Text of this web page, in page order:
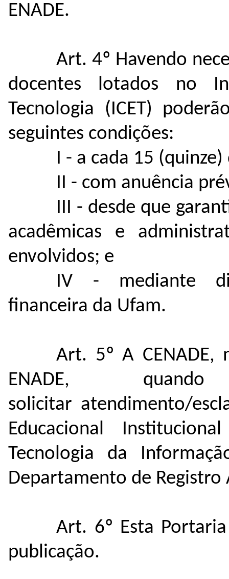
ENADE.
Art. 4º Havendo
docentes lotados no
Tecnologia (ICET)
seguintes condições:
I - a cada 15 (quinze)
II - com anuência
III - desde que
acadêmicas e
envolvidos; e
IV - mediante
financeira da Ufam.
Art. 5º A CENADE,
ENADE,
solicitar atendimento/
Educacional
Tecnologia da
Departamento de Registro
Art. 6º Esta
publicação.